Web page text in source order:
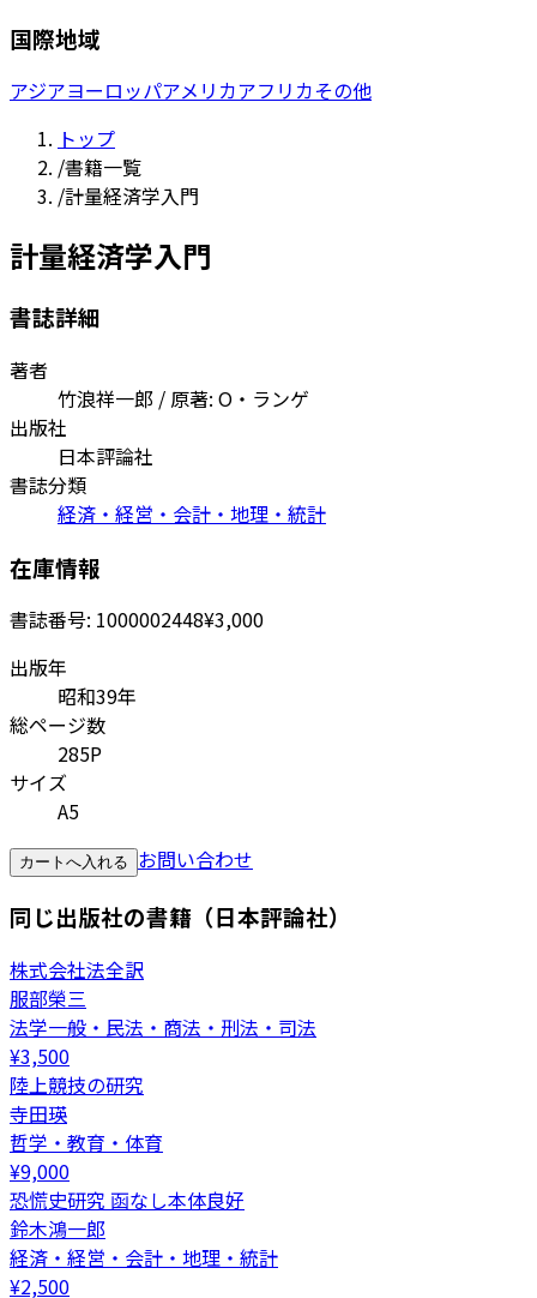
国際地域
アジアヨーロッパアメリカアフリカその他
トップ
/書籍一覧
/計量経済学入門
計量経済学入門
書誌詳細
著者
竹浪祥一郎 / 原著: O・ランゲ
出版社
日本評論社
書誌分類
経済・経営・会計・地理・統計
在庫情報
書誌番号: 1000002448¥3,000
出版年
昭和39年
総ページ数
285P
サイズ
A5
カートへ入れる お問い合わせ
同じ出版社の書籍（日本評論社）
株式会社法全訳
服部榮三
法学一般・民法・商法・刑法・司法
¥3,500
陸上競技の研究
寺田瑛
哲学・教育・体育
¥9,000
恐慌史研究 函なし本体良好
鈴木鴻一郎
経済・経営・会計・地理・統計
¥2,500